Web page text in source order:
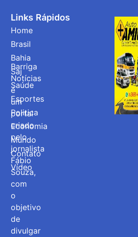
Barriga
Notícias
é
um
portal
criado
pelo
jornalista
Fábio
Souza,
com
o
objetivo
de
divulgar
Links Rápidos
Home
Brasil
Bahia
Saj
Saúde
Esportes
Politica
Economia
Mundo
Contato
Vídeo